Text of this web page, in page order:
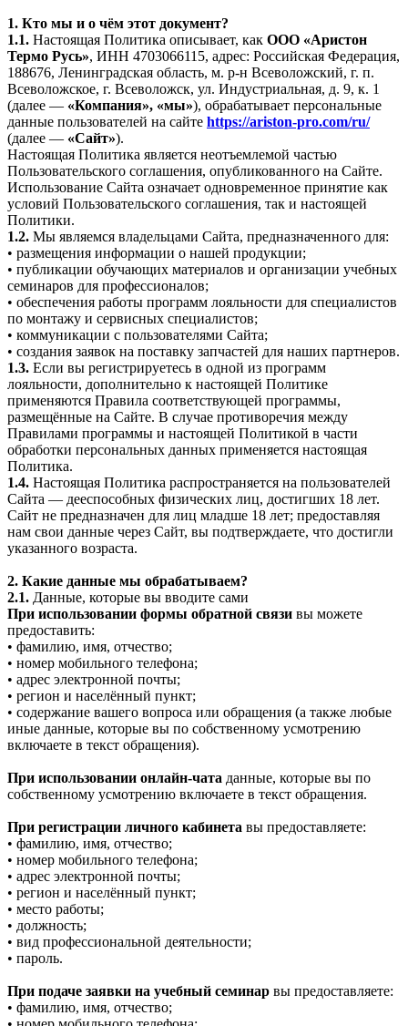
1. Кто мы и о чём этот документ?
1.1. Настоящая Политика описывает, как ООО «Аристон
Термо Русь», ИНН 4703066115, адрес: Российская Федерация,
188676, Ленинградская область, м. р-н Всеволожский, г. п.
Всеволожское, г. Всеволожск, ул. Индустриальная, д. 9, к. 1
(далее — «Компания», «мы»), обрабатывает персональные
данные пользователей на сайте https://ariston-pro.com/ru/
(далее — «Сайт»).
Настоящая Политика является неотъемлемой частью
Пользовательского соглашения, опубликованного на Сайте.
Использование Сайта означает одновременное принятие как
условий Пользовательского соглашения, так и настоящей
Политики.
1.2. Мы являемся владельцами Сайта, предназначенного для:
• размещения информации о нашей продукции;
• публикации обучающих материалов и организации учебных
семинаров для профессионалов;
• обеспечения работы программ лояльности для специалистов
по монтажу и сервисных специалистов;
• коммуникации с пользователями Сайта;
• создания заявок на поставку запчастей для наших партнеров.
1.3. Если вы регистрируетесь в одной из программ
лояльности, дополнительно к настоящей Политике
применяются Правила соответствующей программы,
размещённые на Сайте. В случае противоречия между
Правилами программы и настоящей Политикой в части
обработки персональных данных применяется настоящая
Политика.
1.4. Настоящая Политика распространяется на пользователей
Сайта — дееспособных физических лиц, достигших 18 лет.
Сайт не предназначен для лиц младше 18 лет; предоставляя
нам свои данные через Сайт, вы подтверждаете, что достигли
указанного возраста.
2. Какие данные мы обрабатываем?
2.1. Данные, которые вы вводите сами
При использовании формы обратной связи вы можете
предоставить:
• фамилию, имя, отчество;
• номер мобильного телефона;
• адрес электронной почты;
• регион и населённый пункт;
• содержание вашего вопроса или обращения (а также любые
иные данные, которые вы по собственному усмотрению
включаете в текст обращения).
При использовании онлайн-чата данные, которые вы по
собственному усмотрению включаете в текст обращения.
При регистрации личного кабинета вы предоставляете:
• фамилию, имя, отчество;
• номер мобильного телефона;
• адрес электронной почты;
• регион и населённый пункт;
• место работы;
• должность;
• вид профессиональной деятельности;
• пароль.
При подаче заявки на учебный семинар вы предоставляете:
• фамилию, имя, отчество;